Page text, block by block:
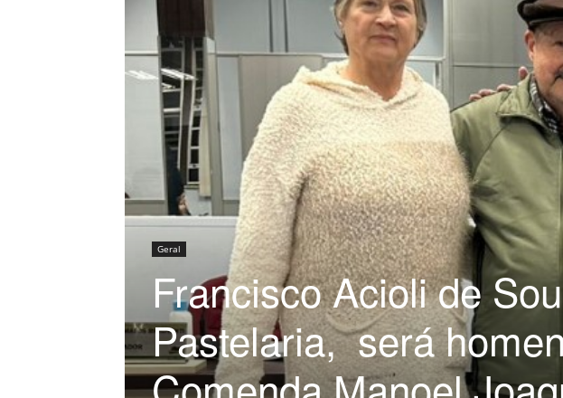
Geral
Francisco Acioli de
Pastelaria, será